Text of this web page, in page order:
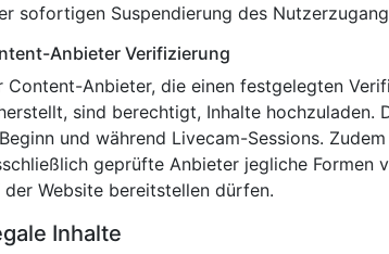
sofortigen Suspendierung des
Anbieter Verifizierung
Content-Anbieter, die einen festgelegten
sind berechtigt, Inhalte
und während Livecam-Sessions.
geprüfte Anbieter jegliche Formen
der Website bereitstellen dürfen.
Inhalte